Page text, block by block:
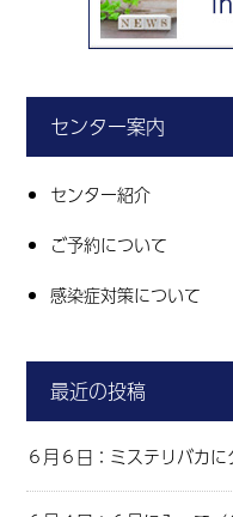
センター案内
センター紹介
ご予約について
感染症対策について
最近の投稿
６月６日：ミステリバカ